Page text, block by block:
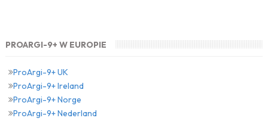
PROARGI-9+ W EUROPIE
ProArgi-9+ UK
ProArgi-9+ Ireland
ProArgi-9+ Norge
ProArgi-9+ Nederland